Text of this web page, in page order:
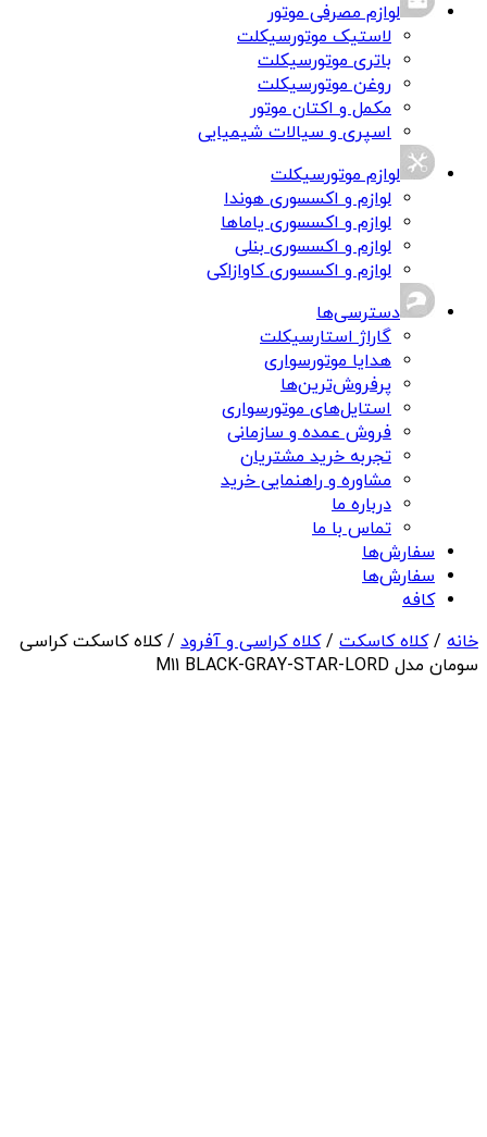
لوازم مصرفی موتور
لاستیک موتورسیکلت
باتری موتورسیکلت
روغن موتورسیکلت
مکمل و اکتان موتور
اسپری و سیالات شیمیایی
لوازم موتورسیکلت
لوازم و اکسسوری هوندا
لوازم و اکسسوری یاماها
لوازم و اکسسوری بنلی
لوازم و اکسسوری کاوازاکی
دسترسی‌ها
گاراژ استارسیکلت
هدایا موتورسواری
پرفروش‌ترین‌ها
استایل‌های موتورسواری
فروش عمده و سازمانی
تجربه خرید مشتریان
مشاوره و راهنمایی خرید
درباره ما
تماس با ما
سفارش‌ها
سفارش‌ها
کافه
خانه /کلاه کاسکت /کلاه کراسی و آفرود / کلاه کاسکت کراسی
سومان مدل M11 BLACK-GRAY-STAR-LORD